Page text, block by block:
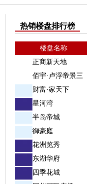
热销楼盘排行榜
楼盘名称
正商新天地
佰宇·卢浮帝景三
财富·家天下
星河湾
半岛帝城
御豪庭
花洲览秀
东湖华府
四季花城